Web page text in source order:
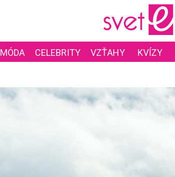
MÓDA CELEBRITY VZŤAHY KVÍZY